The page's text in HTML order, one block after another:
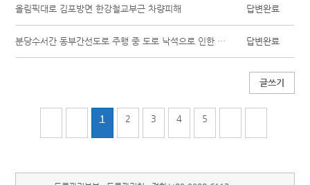
올림픽대로 김포방면 한강철교부근 차량피해 답변완료
분당수서간 동부간선도로 주행 중 도로 낙석으로 인한 차량 손상 ？ 손해배상 요청 답변완료
글쓰기
1 2 3 4 5